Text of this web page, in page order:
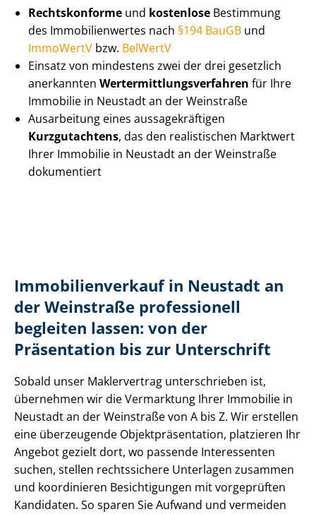
Rechtskonforme und kostenlose Bestimmung
des Im­mo­bi­li­en­wer­tes nach §194 BauGB und
ImmoWertV bzw. BelWertV
Einsatz von mindestens zwei der drei gesetzlich
anerkannten Wert­ermitt­lungs­ver­fah­ren für Ihre
Immobilie in Neustadt an der Weinstraße
Ausarbeitung eines aus­sa­ge­kräf­ti­gen
Kurzgutachtens, das den realistischen Marktwert
Ihrer Immobilie in Neustadt an der Weinstraße
dokumentiert
Im­mo­bi­li­en­ver­kauf in Neustadt an
der Weinstraße professionell
begleiten lassen: von der
Präsentation bis zur Unterschrift
Sobald unser Maklervertrag unterschrieben ist,
übernehmen wir die Vermarktung Ihrer Immobilie in
Neustadt an der Weinstraße von A bis Z. Wir erstellen
eine überzeugende Ob­jekt­prä­sen­ta­ti­on, platzieren Ihr
Angebot gezielt dort, wo passende Interessenten
suchen, stellen rechtssichere Unterlagen zusammen
und koordinieren Besichtigungen mit vorgeprüften
Kandidaten. So sparen Sie Aufwand und vermeiden